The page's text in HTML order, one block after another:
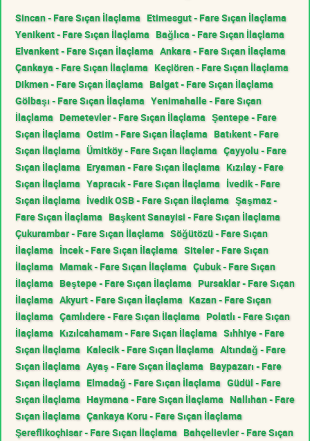
Sincan - Fare Sıçan İlaçlama Etimesgut - Fare Sıçan İlaçlama
Yenikent - Fare Sıçan İlaçlama Bağlıca - Fare Sıçan İlaçlama
Elvankent - Fare Sıçan İlaçlama Ankara - Fare Sıçan İlaçlama
Çankaya - Fare Sıçan İlaçlama Keçiören - Fare Sıçan İlaçlama
Dikmen - Fare Sıçan İlaçlama Balgat - Fare Sıçan İlaçlama
Gölbaşı - Fare Sıçan İlaçlama Yenimahalle - Fare Sıçan
İlaçlama Demetevler - Fare Sıçan İlaçlama Şentepe - Fare
Sıçan İlaçlama Ostim - Fare Sıçan İlaçlama Batıkent - Fare
Sıçan İlaçlama Ümitköy - Fare Sıçan İlaçlama Çayyolu - Fare
Sıçan İlaçlama Eryaman - Fare Sıçan İlaçlama Kızılay - Fare
Sıçan İlaçlama Yapracık - Fare Sıçan İlaçlama İvedik - Fare
Sıçan İlaçlama İvedik OSB - Fare Sıçan İlaçlama Şaşmaz -
Fare Sıçan İlaçlama Başkent Sanayisi - Fare Sıçan İlaçlama
Çukurambar - Fare Sıçan İlaçlama Söğütözü - Fare Sıçan
İlaçlama İncek - Fare Sıçan İlaçlama Siteler - Fare Sıçan
İlaçlama Mamak - Fare Sıçan İlaçlama Çubuk - Fare Sıçan
İlaçlama Beştepe - Fare Sıçan İlaçlama Pursaklar - Fare Sıçan
İlaçlama Akyurt - Fare Sıçan İlaçlama Kazan - Fare Sıçan
İlaçlama Çamlıdere - Fare Sıçan İlaçlama Polatlı - Fare Sıçan
İlaçlama Kızılcahamam - Fare Sıçan İlaçlama Sıhhiye - Fare
Sıçan İlaçlama Kalecik - Fare Sıçan İlaçlama Altındağ - Fare
Sıçan İlaçlama Ayaş - Fare Sıçan İlaçlama Baypazarı - Fare
Sıçan İlaçlama Elmadağ - Fare Sıçan İlaçlama Güdül - Fare
Sıçan İlaçlama Haymana - Fare Sıçan İlaçlama Nallıhan - Fare
Sıçan İlaçlama Çankaya Koru - Fare Sıçan İlaçlama
Şereflikoçhisar - Fare Sıçan İlaçlama Bahçelievler - Fare Sıçan